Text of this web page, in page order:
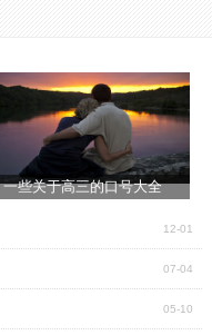
时考试当高考，高考
许结果总有遗憾，但我
学习阶段都应该给自己
，享乐者的痛苦是
，酬壮志明朝昂首驰
一些关于高三的口号大全
12-01
07-04
05-10